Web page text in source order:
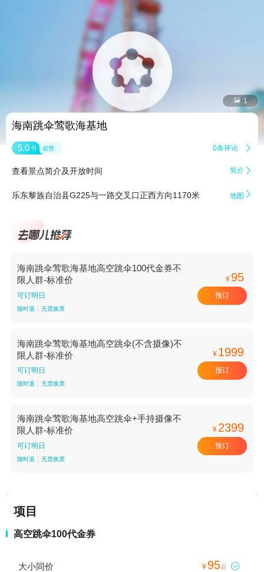
 1
海南跳伞莺歌海基地
5.0 分 超赞 0条评论 
查看景点简介及开放时间 简介 
乐东黎族自治县G225与一路交叉口正西方向1170米 地图 
海南跳伞莺歌海基地高空跳伞100代金券不
限人群-标准价
可订明日
随时退 无需换票
¥ 95
预订
海南跳伞莺歌海基地高空跳伞(不含摄像)不
限人群-标准价
可订明日
随时退 无需换票
¥ 1999
预订
海南跳伞莺歌海基地高空跳伞+手持摄像不
限人群-标准价
可订明日
随时退 无需换票
¥ 2399
预订
项目
高空跳伞100代金券
大小同价 ¥ 95起 